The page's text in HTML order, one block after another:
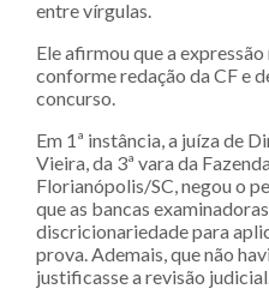
entre vírgulas.
Ele afirmou que a
conforme redação da CF e
concurso.
Em 1ª instância, a juíza de
Vieira, da 3ª vara da
Florianópolis/SC, negou o
que as bancas
discricionariedade para
prova. Ademais, que não
justificasse a revisão